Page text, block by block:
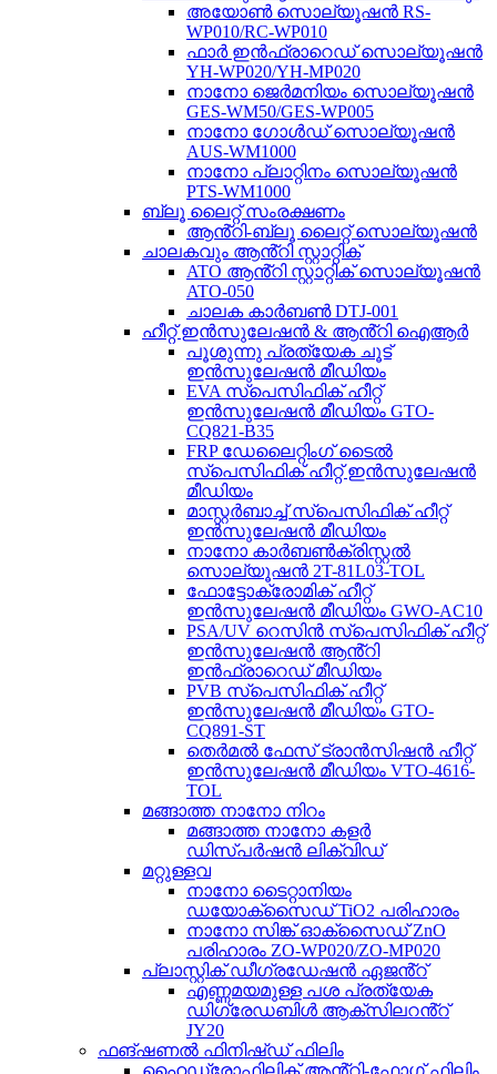
അയോൺ സൊല്യൂഷൻ RS-
WP010/RC-WP010
ഫാർ ഇൻഫ്രാറെഡ് സൊല്യൂഷൻ
YH-WP020/YH-MP020
നാനോ ജെർമനിയം സൊല്യൂഷൻ
GES-WM50/GES-WP005
നാനോ ഗോൾഡ് സൊല്യൂഷൻ
AUS-WM1000
നാനോ പ്ലാറ്റിനം സൊല്യൂഷൻ
PTS-WM1000
ബ്ലൂ ലൈറ്റ് സംരക്ഷണം
ആൻ്റി-ബ്ലൂ ലൈറ്റ് സൊല്യൂഷൻ
ചാലകവും ആൻ്റി സ്റ്റാറ്റിക്
ATO ആൻ്റി സ്റ്റാറ്റിക് സൊല്യൂഷൻ
ATO-050
ചാലക കാർബൺ DTJ-001
ഹീറ്റ് ഇൻസുലേഷൻ & ആൻ്റി ഐആർ
പൂശുന്നു പ്രത്യേക ചൂട്
ഇൻസുലേഷൻ മീഡിയം
EVA സ്പെസിഫിക് ഹീറ്റ്
ഇൻസുലേഷൻ മീഡിയം GTO-
CQ821-B35
FRP ഡേലൈറ്റിംഗ് ടൈൽ
സ്പെസിഫിക് ഹീറ്റ് ഇൻസുലേഷൻ
മീഡിയം
മാസ്റ്റർബാച്ച് സ്പെസിഫിക് ഹീറ്റ്
ഇൻസുലേഷൻ മീഡിയം
നാനോ കാർബൺക്രിസ്റ്റൽ
സൊല്യൂഷൻ 2T-81L03-TOL
ഫോട്ടോക്രോമിക് ഹീറ്റ്
ഇൻസുലേഷൻ മീഡിയം GWO-AC10
PSA/UV റെസിൻ സ്പെസിഫിക് ഹീറ്റ്
ഇൻസുലേഷൻ ആൻ്റി
ഇൻഫ്രാറെഡ് മീഡിയം
PVB സ്പെസിഫിക് ഹീറ്റ്
ഇൻസുലേഷൻ മീഡിയം GTO-
CQ891-ST
തെർമൽ ഫേസ് ട്രാൻസിഷൻ ഹീറ്റ്
ഇൻസുലേഷൻ മീഡിയം VTO-4616-
TOL
മങ്ങാത്ത നാനോ നിറം
മങ്ങാത്ത നാനോ കളർ
ഡിസ്പർഷൻ ലിക്വിഡ്
മറ്റുള്ളവ
നാനോ ടൈറ്റാനിയം
ഡയോക്സൈഡ് TiO2 പരിഹാരം
നാനോ സിങ്ക് ഓക്സൈഡ് ZnO
പരിഹാരം ZO-WP020/ZO-MP020
പ്ലാസ്റ്റിക് ഡീഗ്രഡേഷൻ ഏജൻ്റ്
എണ്ണമയമുള്ള പശ പ്രത്യേക
ഡിഗ്രേഡബിൾ ആക്സിലറൻ്റ്
JY20
ഫങ്ഷണൽ ഫിനിഷ്ഡ് ഫിലിം
ഹൈഡ്രോഫിലിക് ആൻ്റി-ഫോഗ് ഫിലിം